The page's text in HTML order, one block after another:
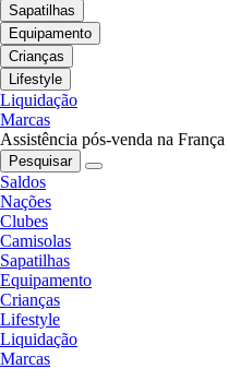
Sapatilhas
Equipamento
Crianças
Lifestyle
Liquidação
Marcas
Assistência pós-venda na França
Pesquisar
Saldos
Nações
Clubes
Camisolas
Sapatilhas
Equipamento
Crianças
Lifestyle
Liquidação
Marcas